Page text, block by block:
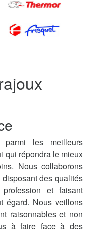
parmi les meilleurs
qui répondra le mieux
Nous collaborons
des qualités
et faisant
égard. Nous veillons
raisonnables et non
à faire face à des